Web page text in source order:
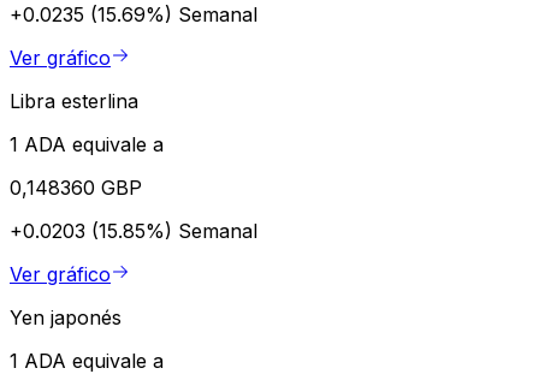
+0.0235 (15.69%) Semanal
Ver gráfico
Libra esterlina
1 ADA equivale a
0,148360 GBP
+0.0203 (15.85%) Semanal
Ver gráfico
Yen japonés
1 ADA equivale a